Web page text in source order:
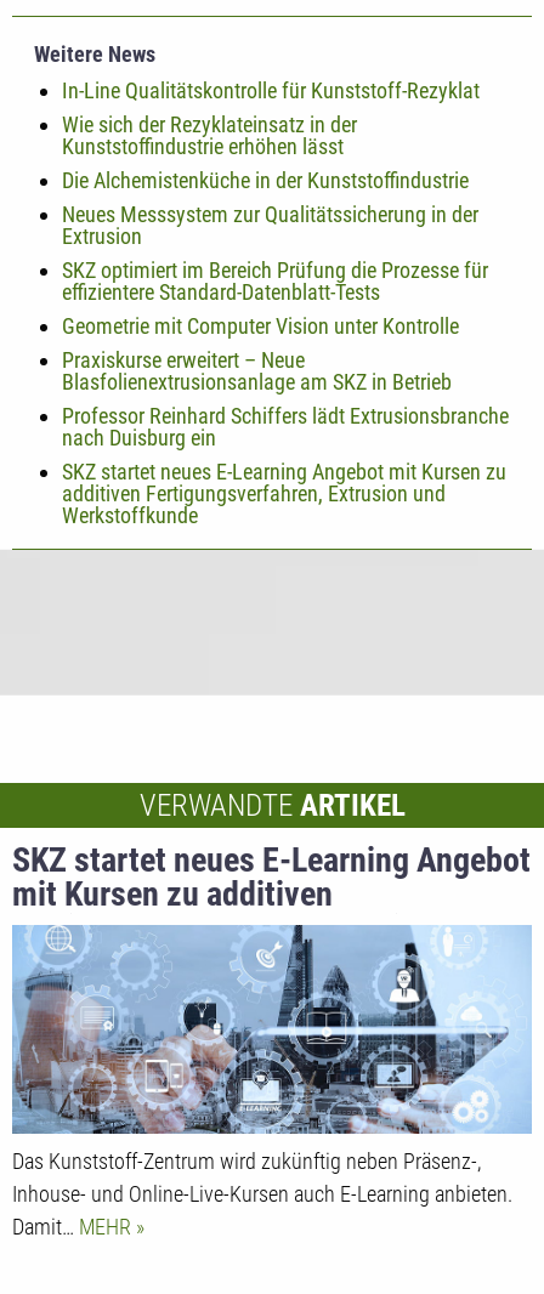
Weitere News
In-Line Qualitätskontrolle für Kunststoff-Rezyklat
Wie sich der Rezyklateinsatz in der
Kunststoffindustrie erhöhen lässt
Die Alchemistenküche in der Kunststoffindustrie
Neues Messsystem zur Qualitätssicherung in der
Extrusion
SKZ optimiert im Bereich Prüfung die Prozesse für
effizientere Standard-Datenblatt-Tests
Geometrie mit Computer Vision unter Kontrolle
Praxiskurse erweitert – Neue
Blasfolienextrusionsanlage am SKZ in Betrieb
Professor Reinhard Schiffers lädt Extrusionsbranche
nach Duisburg ein
SKZ startet neues E-Learning Angebot mit Kursen zu
additiven Fertigungsverfahren, Extrusion und
Werkstoffkunde
VERWANDTE ARTIKEL
SKZ startet neues E-Learning Angebot
mit Kursen zu additiven
Fertigungsverfahren, Extrusion und
Werkstoffkunde
Das Kunststoff-Zentrum wird zukünftig neben Präsenz-,
Inhouse- und Online-Live-Kursen auch E-Learning anbieten.
Damit… MEHR